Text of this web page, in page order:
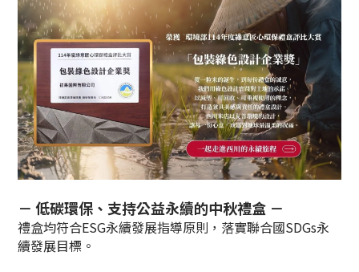
－ 低碳環保、支持公益永續的中秋禮盒 －
禮盒均符合ESG永續發展指導原則，落實聯合國SDGs永
續發展目標。